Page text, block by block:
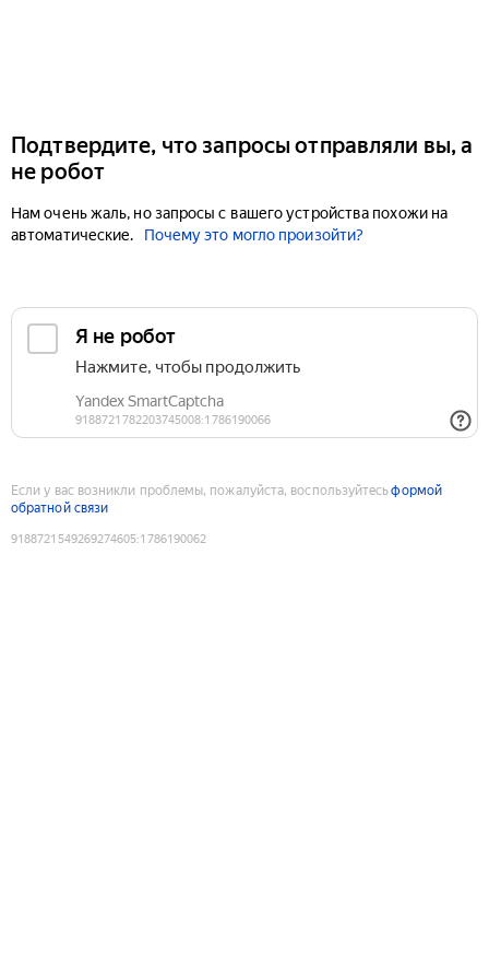
Подтвердите, что запросы отправляли вы, а
не робот
Нам очень жаль, но запросы с вашего устройства похожи на
автоматические.
Почему это могло произойти?
Если у вас возникли проблемы, пожалуйста, воспользуйтесьформой
обратной связи
9188721549269274605:1786190062